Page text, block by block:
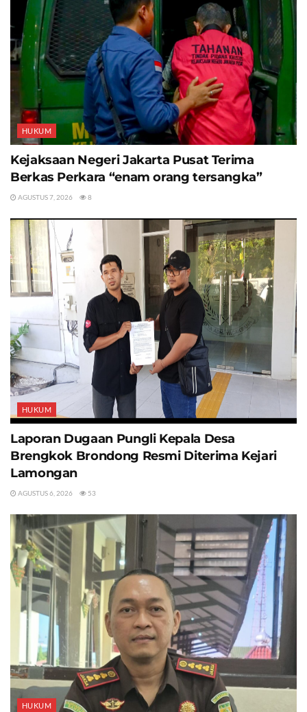
HUKUM
Kejaksaan Negeri Jakarta Pusat Terima
Berkas Perkara “enam orang tersangka”
AGUSTUS 7, 2026 8
HUKUM
Laporan Dugaan Pungli Kepala Desa
Brengkok Brondong Resmi Diterima Kejari
Lamongan
AGUSTUS 6, 2026 53
HUKUM